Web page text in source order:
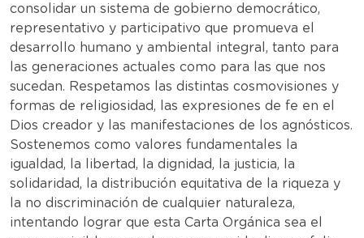
consolidar un sistema de gobierno democrático,
representativo y participativo que promueva el
desarrollo humano y ambiental integral, tanto para
las generaciones actuales como para las que nos
sucedan. Respetamos las distintas cosmovisiones y
formas de religiosidad, las expresiones de fe en el
Dios creador y las manifestaciones de los agnósticos.
Sostenemos como valores fundamentales la
igualdad, la libertad, la dignidad, la justicia, la
solidaridad, la distribución equitativa de la riqueza y
la no discriminación de cualquier naturaleza,
intentando lograr que esta Carta Orgánica sea el